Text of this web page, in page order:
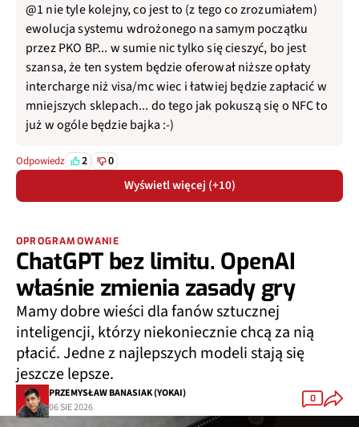
@1 nie tyle kolejny, co jest to (z tego co zrozumiałem)
ewolucja systemu wdrożonego na samym początku
przez PKO BP... w sumie nic tylko się cieszyć, bo jest
szansa, że ten system będzie oferował niższe opłaty
intercharge niż visa/mc wiec i łatwiej będzie zapłacić w
mniejszych sklepach... do tego jak pokuszą się o NFC to
już w ogóle będzie bajka :-)
Odpowiedz 2 0
Wyświetl więcej (+10)
OPROGRAMOWANIE
ChatGPT bez limitu. OpenAI
właśnie zmienia zasady gry
Mamy dobre wieści dla fanów sztucznej
inteligencji, którzy niekoniecznie chcą za nią
płacić. Jedne z najlepszych modeli stają się
jeszcze lepsze.
PRZEMYSŁAW BANASIAK (YOKAI)
06 SIE 2026
0